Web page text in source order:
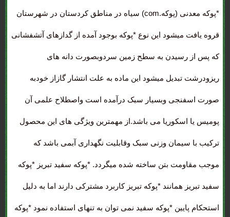
*پوکه معدنی (پوکه.com) سیاه در مناطق کردستان در شهرستان
قروه یافت میشود این نوع *پوکه بوجود آمده از گدازهای آتشفشانی
که پس از رسیدن به سطح زمین سردوبصورت دانه های
ریزودرشت تبدیل میشود این ماده به علت انتشار گازاز خودبه
صورت اسفنجی وبسیار سبک درآمده است واصطلاح علمی آن
پومیس یا اسکوریا می باشد.از مهمترین ویژگی های این محصول
ترکیب با سیمان وزنی سبک وقابلیت نگهداری آبمی باشد که
موجب مقاومت بتن ساخته شده میگردد. *پوکه سفید تبریز *پوکه
سفید تبریز همانند *پوکه تبریز کاربرد مشترکی دارند اما به دلیل
استحکام پایین *پوکه سفید نمی توان به تنهای استفاده نمود *پوکه